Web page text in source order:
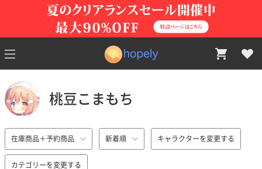
桃豆こまもち
在庫商品＋予約商品 新着順 キャラクターを変更する
カテゴリーを変更する